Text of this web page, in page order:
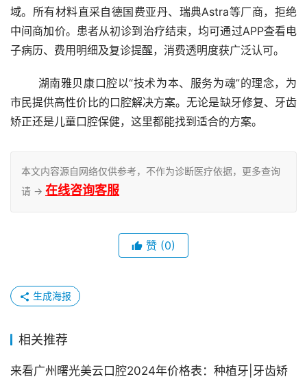
域。所有材料直采自德国费亚丹、瑞典Astra等厂商，拒绝
中间商加价。患者从初诊到治疗结束，均可通过APP查看电
子病历、费用明细及复诊提醒，消费透明度获广泛认可。
市民提供高性价比的口腔解决方案。无论是缺牙修复、牙齿
矫正还是儿童口腔保健，这里都能找到适合的方案。
本文内容源自网络仅供参考，不作为诊断医疗依据，更多查询
请 → 在线咨询客服
赞 (0)
生成海报
相关推荐
来看广州曙光美云口腔2024年价格表：种植牙|牙齿矫